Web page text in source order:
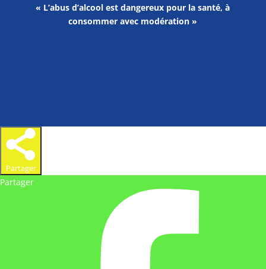
« L’abus d’alcool est dangereux pour la santé, à
consommer avec modération »
Partager
Partager